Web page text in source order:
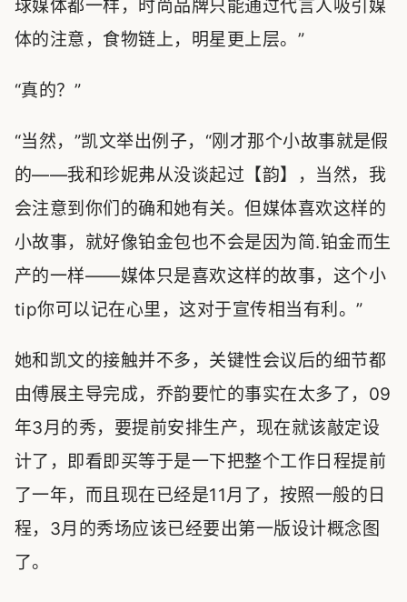
球媒体都一样，时尚品牌只能通过代言人吸引媒
体的注意，食物链上，明星更上层。”
“真的？”
“当然，”凯文举出例子，“刚才那个小故事就是假
的——我和珍妮弗从没谈起过【韵】，当然，我
会注意到你们的确和她有关。但媒体喜欢这样的
小故事，就好像铂金包也不会是因为简.铂金而生
产的一样——媒体只是喜欢这样的故事，这个小
tip你可以记在心里，这对于宣传相当有利。”
她和凯文的接触并不多，关键性会议后的细节都
由傅展主导完成，乔韵要忙的事实在太多了，09
年3月的秀，要提前安排生产，现在就该敲定设
计了，即看即买等于是一下把整个工作日程提前
了一年，而且现在已经是11月了，按照一般的日
程，3月的秀场应该已经要出第一版设计概念图
了。